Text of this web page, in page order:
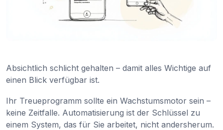
Absichtlich schlicht gehalten – damit alles Wichtige auf
einen Blick verfügbar ist.
Ihr Treueprogramm sollte ein Wachstumsmotor sein –
keine Zeitfalle. Automatisierung ist der Schlüssel zu
einem System, das für Sie arbeitet, nicht andersherum.